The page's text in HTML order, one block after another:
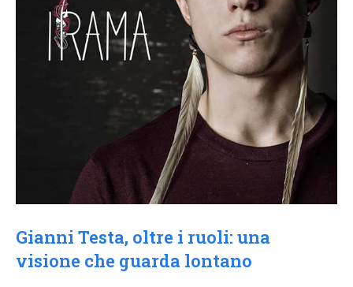
Gianni Testa, oltre i ruoli: una
visione che guarda lontano